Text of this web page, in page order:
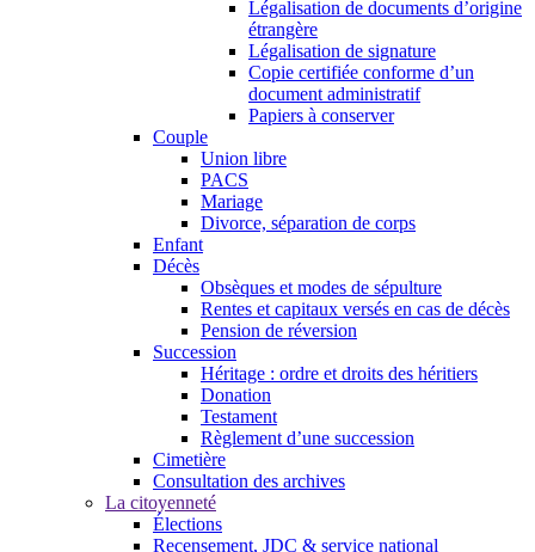
Légalisation de documents d’origine
étrangère
Légalisation de signature
Copie certifiée conforme d’un
document administratif
Papiers à conserver
Couple
Union libre
PACS
Mariage
Divorce, séparation de corps
Enfant
Décès
Obsèques et modes de sépulture
Rentes et capitaux versés en cas de décès
Pension de réversion
Succession
Héritage : ordre et droits des héritiers
Donation
Testament
Règlement d’une succession
Cimetière
Consultation des archives
La citoyenneté
Élections
Recensement, JDC & service national